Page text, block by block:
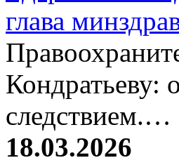
глава
Кондратьеву:
следствием.…
18.03.2026